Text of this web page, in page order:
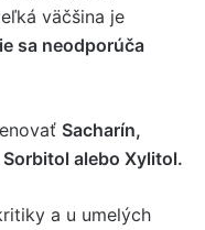
väčšina je
sa neodporúča
Sacharín,
alebo Xylitol.
a u umelých